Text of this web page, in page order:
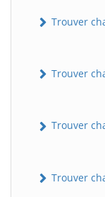
Trouver
Trouver
Trouver
Trouver